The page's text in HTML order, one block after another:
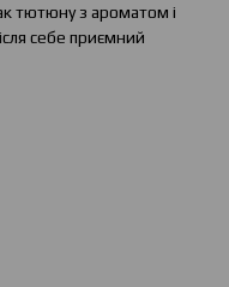
тютюну з ароматом і
себе приємний